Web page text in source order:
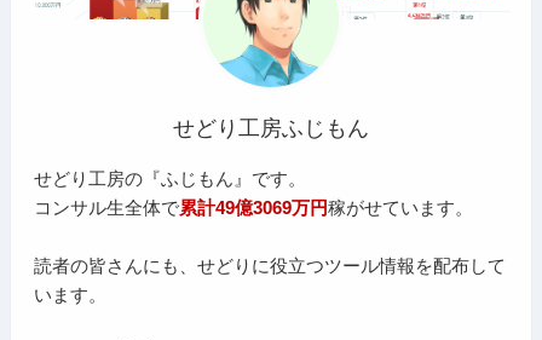
せどり工房ふじもん
せどり工房の『ふじもん』です。
コンサル生全体で累計49億3069万円稼がせています。
読者の皆さんにも、せどりに役立つツール情報を配布して
います。